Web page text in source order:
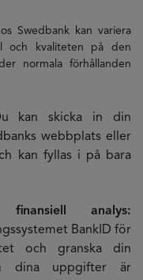
Swedbank kan variera
och kvaliteten på den
normala förhållanden
kan skicka in din
webbplats eller
kan fyllas i på bara
finansiell analys:
BankID för
och granska din
dina uppgifter är